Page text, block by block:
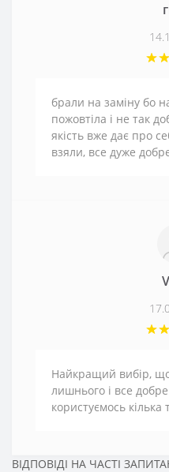
брали на заміну бо
пожовтіла і не так
якість вже дає про
взяли, все дуже
Найкращий вибір, що
лишнього і все
користуємось кілька
ВІДПОВІДІ НА ЧАСТІ